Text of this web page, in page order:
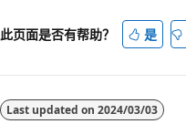
已
用
此页面是否有帮助？ 是
Last updated on 2024/03/03